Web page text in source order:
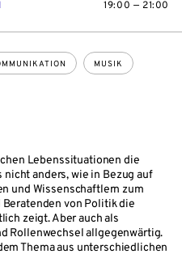
19:00 — 21:00
Lebenssituationen die
anders, wie in Bezug auf
und Wissenschaftlern zum
von Politik die
zeigt. Aber auch als
Rollenwechsel allgegenwärtig.
Thema aus unterschiedlichen
MUSIK